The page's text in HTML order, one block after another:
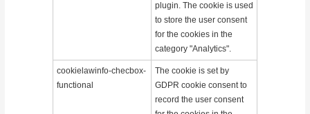
plugin. The cookie is used
to store the user consent
for the cookies in the
category "Analytics".
cookielawinfo-checbox-
functional
The cookie is set by
GDPR cookie consent to
record the user consent